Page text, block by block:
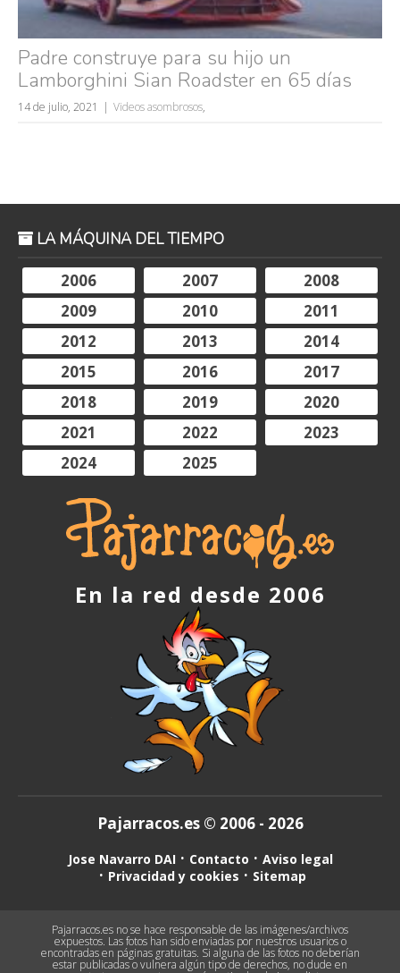
Padre construye para su hijo un
Lamborghini Sian Roadster en 65 días
14 de julio, 2021 Videos asombrosos,
LA MÁQUINA DEL TIEMPO
2006
2007
2008
2009
2010
2011
2012
2013
2014
2015
2016
2017
2018
2019
2020
2021
2022
2023
2024
2025
En la red desde 2006
Pajarracos.es © 2006 - 2026
Jose Navarro DAI Contacto
Aviso legal
Privacidad y cookies
Sitemap
Pajarracos.es no se hace responsable de las imágenes/archivos
expuestos. Las fotos han sido enviadas por nuestros usuarios o
encontradas en páginas gratuitas. Si alguna de las fotos no deberían
estar publicadas o vulnera algún tipo de derechos, no dude en